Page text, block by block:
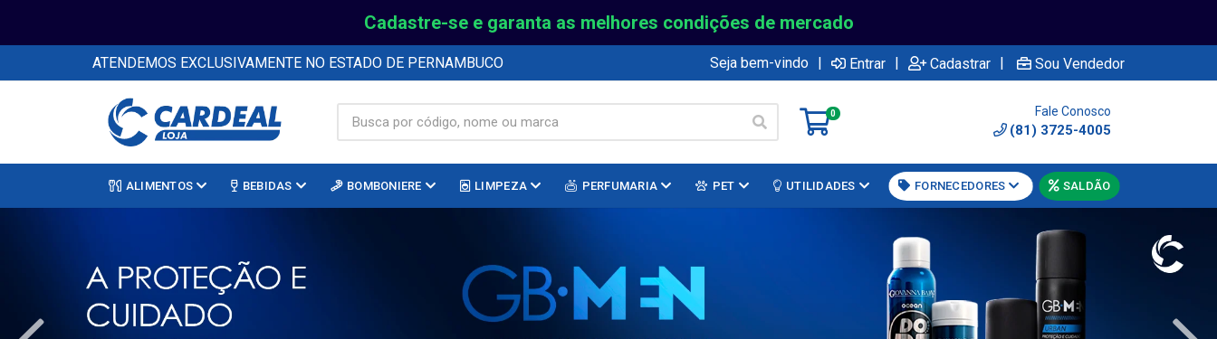
Cadastre-se e garanta as melhores condições de mercado
ATENDEMOS EXCLUSIVAMENTE NO ESTADO DE PERNAMBUCO Seja bem-vindo | Entrar | Cadastrar | Sou Vendedor
0 Fale Conosco
(81) 3725-4005
ALIMENTOS BEBIDAS BOMBONIERE LIMPEZA PERFUMARIA PET UTILIDADES FORNECEDORES SALDÃO